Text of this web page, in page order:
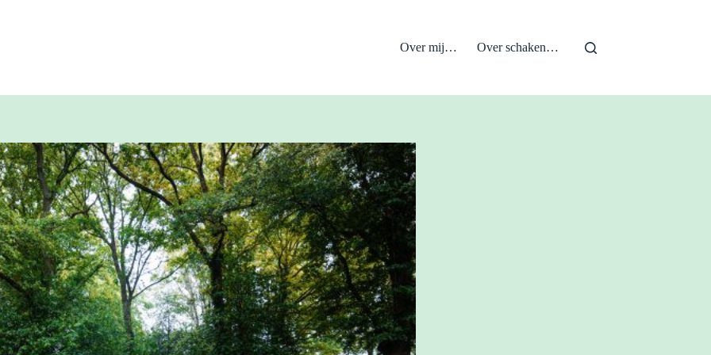
Over mij… Over schaken…